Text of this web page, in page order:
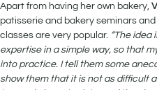
Apart from having her own bakery,
patisserie and bakery seminars
classes are very popular. “The idea
expertise in a simple way, so that
into practice. I tell them some
show them that it is not as difficult